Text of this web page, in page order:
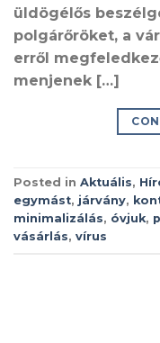
üldögélős
polgárőröket, a
erről
menjenek […]
Posted in Aktuális,
egymást, járvány,
minimalizálás, óvjuk,
vásárlás, vírus